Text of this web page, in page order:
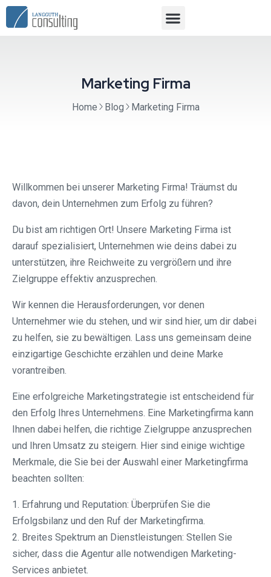
Marketing Firma
Home Blog Marketing Firma
Willkommen bei unserer Marketing Firma! Träumst du
davon, dein Unternehmen zum Erfolg zu führen?
Du bist am richtigen Ort! Unsere Marketing Firma ist
darauf spezialisiert, Unternehmen wie deins dabei zu
unterstützen, ihre Reichweite zu vergrößern und ihre
Zielgruppe effektiv anzusprechen.
Wir kennen die Herausforderungen, vor denen
Unternehmer wie du stehen, und wir sind hier, um dir dabei
zu helfen, sie zu bewältigen. Lass uns gemeinsam deine
einzigartige Geschichte erzählen und deine Marke
vorantreiben.
Eine erfolgreiche Marketingstrategie ist entscheidend für
den Erfolg Ihres Unternehmens. Eine Marketingfirma kann
Ihnen dabei helfen, die richtige Zielgruppe anzusprechen
und Ihren Umsatz zu steigern. Hier sind einige wichtige
Merkmale, die Sie bei der Auswahl einer Marketingfirma
beachten sollten:
1. Erfahrung und Reputation: Überprüfen Sie die
Erfolgsbilanz und den Ruf der Marketingfirma.
2. Breites Spektrum an Dienstleistungen: Stellen Sie
sicher, dass die Agentur alle notwendigen Marketing-
Services anbietet.